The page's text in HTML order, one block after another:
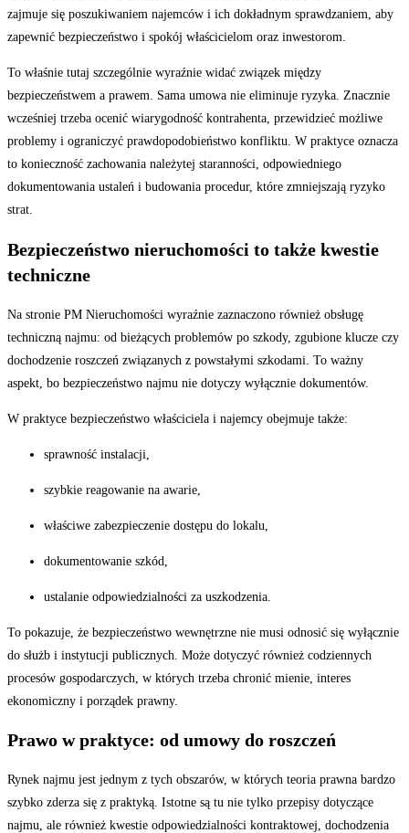
zajmuje się poszukiwaniem najemców i ich dokładnym sprawdzaniem, aby
zapewnić bezpieczeństwo i spokój właścicielom oraz inwestorom.
To właśnie tutaj szczególnie wyraźnie widać związek między
bezpieczeństwem a prawem. Sama umowa nie eliminuje ryzyka. Znacznie
wcześniej trzeba ocenić wiarygodność kontrahenta, przewidzieć możliwe
problemy i ograniczyć prawdopodobieństwo konfliktu. W praktyce oznacza
to konieczność zachowania należytej staranności, odpowiedniego
dokumentowania ustaleń i budowania procedur, które zmniejszają ryzyko
strat.
Bezpieczeństwo nieruchomości to także kwestie
techniczne
Na stronie PM Nieruchomości wyraźnie zaznaczono również obsługę
techniczną najmu: od bieżących problemów po szkody, zgubione klucze czy
dochodzenie roszczeń związanych z powstałymi szkodami. To ważny
aspekt, bo bezpieczeństwo najmu nie dotyczy wyłącznie dokumentów.
W praktyce bezpieczeństwo właściciela i najemcy obejmuje także:
sprawność instalacji,
szybkie reagowanie na awarie,
właściwe zabezpieczenie dostępu do lokalu,
dokumentowanie szkód,
ustalanie odpowiedzialności za uszkodzenia.
To pokazuje, że bezpieczeństwo wewnętrzne nie musi odnosić się wyłącznie
do służb i instytucji publicznych. Może dotyczyć również codziennych
procesów gospodarczych, w których trzeba chronić mienie, interes
ekonomiczny i porządek prawny.
Prawo w praktyce: od umowy do roszczeń
Rynek najmu jest jednym z tych obszarów, w których teoria prawna bardzo
szybko zderza się z praktyką. Istotne są tu nie tylko przepisy dotyczące
najmu, ale również kwestie odpowiedzialności kontraktowej, dochodzenia